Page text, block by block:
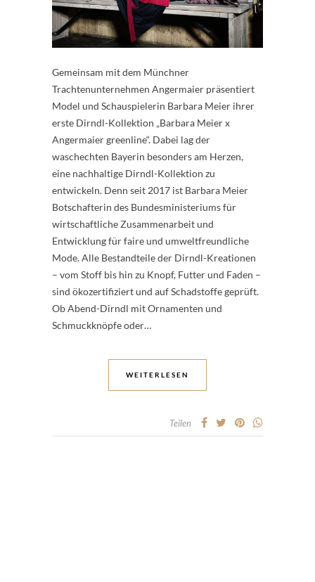
Gemeinsam mit dem Münchner
Trachtenunternehmen Angermaier präsentiert
Model und Schauspielerin Barbara Meier ihrer
erste Dirndl-Kollektion „Barbara Meier x
Angermaier greenline“. Dabei lag der
waschechten Bayerin besonders am Herzen,
eine nachhaltige Dirndl-Kollektion zu
entwickeln. Denn seit 2017 ist Barbara Meier
Botschafterin des Bundesministeriums für
wirtschaftliche Zusammenarbeit und
Entwicklung für faire und umweltfreundliche
Mode. Alle Bestandteile der Dirndl-Kreationen
– vom Stoff bis hin zu Knopf, Futter und Faden –
sind ökozertifiziert und auf Schadstoffe geprüft.
Ob Abend-Dirndl mit Ornamenten und
Schmuckknöpfe oder…
WEITERLESEN
Teilen